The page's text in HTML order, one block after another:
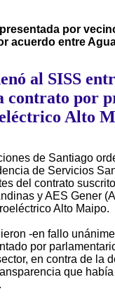
por
acuerdo entre
al SISS
contrato por
Alto
de Santiago
de Servicios
del contrato
y AES Gener
Alto Maipo.
-en fallo
por
en contra de la
que había